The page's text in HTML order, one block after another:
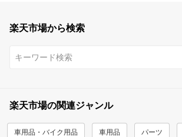
楽天市場から検索
楽天市場の関連ジャンル
車用品・バイク用品 車用品 パーツ